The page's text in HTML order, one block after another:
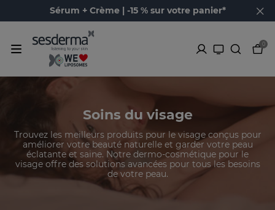
Sérum + Crème | -15 % sur votre panier*
0
Soins du visage
Trouvez les meilleurs produits pour le visage conçus pour
améliorer votre beauté naturelle et garder votre peau
éclatante et saine. Notre dermo-cosmétique pour le
visage offre des solutions avancées pour tous les besoins
de votre peau.